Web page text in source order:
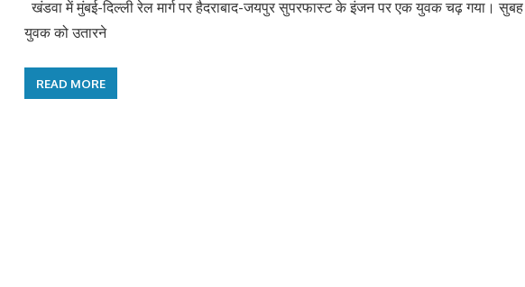
खंडवा में मुंबई-दिल्ली रेल मार्ग पर हैदराबाद-जयपुर सुपरफास्ट के इंजन पर एक युवक चढ़ गया।
युवक को उतारने
READ MORE